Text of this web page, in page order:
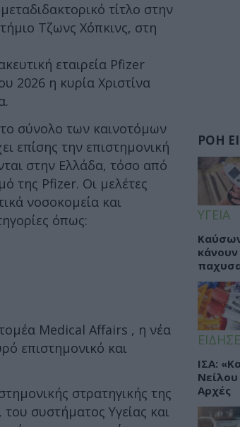
τίτλο στην
Τζωνς Χόπκινς, στη
εταιρεία Pfizer
2026 η κυρία Χριστίνα
σύνολο των καινοτόμων
επίσης την επιστημονική
στην Ελλάδα, τόσο από
της Pfizer. Οι μελέτες
νοσοκομεία και
όπως:
Medical Affairs , η νέα
επιστημονικό και
στρατηγικής της
συστήματος Υγείας και
ΡΟΗ
ΥΓΕΙΑ
κάνουν
ΙΣΑ:
Νείλου
Αρχές